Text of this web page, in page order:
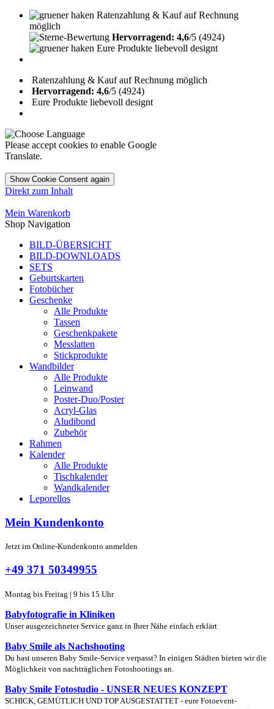
Ratenzahlung & Kauf auf Rechnung
möglich
Hervorragend: 4,6/5 (4924)
Eure Produkte liebevoll designt
Ratenzahlung & Kauf auf Rechnung möglich
Hervorragend: 4,6/5 (4924)
Eure Produkte liebevoll designt
Please accept cookies to enable Google
Translate.
Show Cookie Consent again
Direkt zum Inhalt
Mein Warenkorb
Shop Navigation
BILD-ÜBERSICHT
BILD-DOWNLOADS
SETS
Geburtskarten
Fotobücher
Geschenke
Alle Produkte
Tassen
Geschenkpakete
Messlatten
Stickprodukte
Wandbilder
Alle Produkte
Leinwand
Poster-Duo/Poster
Acryl-Glas
Aludibond
Zubehör
Rahmen
Kalender
Alle Produkte
Tischkalender
Wandkalender
Leporellos
Mein Kundenkonto
Jetzt im Online-Kundenkonto anmelden
+49 371 50349955
Montag bis Freitag | 9 bis 15 Uhr
Babyfotografie in Kliniken
Unser ausgezeichneter Service ganz in Ihrer Nähe einfach erklärt
Baby Smile als Nachshooting
Du hast unseren Baby Smile-Service verpasst? In einigen Städten bieten wir die
Möglichkeit von nachträglichen Fotoshootings an.
Baby Smile Fotostudio - UNSER NEUES KONZEPT
SCHICK, GEMÜTLICH UND TOP AUSGESTATTET - eure Fotoevent-